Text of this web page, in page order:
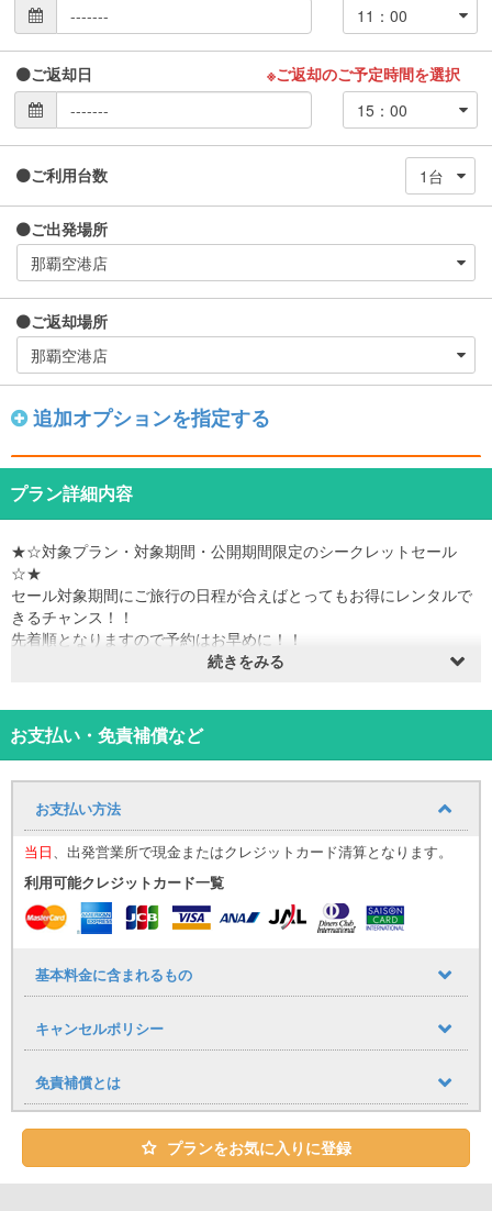
ご返却日 ※ご返却のご予定時間を選択
ご利用台数
ご出発場所
ご返却場所
追加オプションを指定する
プラン詳細内容
★☆対象プラン・対象期間・公開期間限定のシークレットセール
☆★
セール対象期間にご旅行の日程が合えばとってもお得にレンタルで
きるチャンス！！
先着順となりますので予約はお早めに！！
※予約枠が埋まり次第販売終了となります。
車種お任せだからこの価格で！輸入車コンパクトカーフリープラ
できるフリープランをご用意！
BMWやアウディ、MINIなどのメーカー・車種になるかは当日までの
お楽しみ♪
車種をお任せ頂くことでお得な料金提供を実現しました！
【対象車種】
・BMW １シリーズ
・MINI ＭINI3ドア、MINI5ドア、MINIクロスオーバー、MINIク
など
※ 車種やカラーの指定、希望、ご要望は承る事ができません。
※ オープンカー希望の方はオープンカー専用プランをご予約くださ
ユニバースレンタカーの高品質な車・サービスでストレスフリーで
快適な旅を♪
心のこもったおもてなしで、お客様をお迎え致します。
続きをみる
お支払い・免責補償など
お支払い方法
当日、出発営業所で現金またはクレジットカード清算となります。
利用可能クレジットカード一覧
基本料金に含まれるもの
キャンセルポリシー
免責補償とは
プランをお気に入りに登録